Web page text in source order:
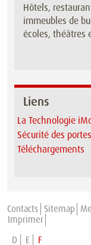
Hôtels,
immeubles de
écoles, théâtres
Liens
La Technologie
Sécurité des
Téléchargements
Contacts Sitemap
Imprimer
D
E F